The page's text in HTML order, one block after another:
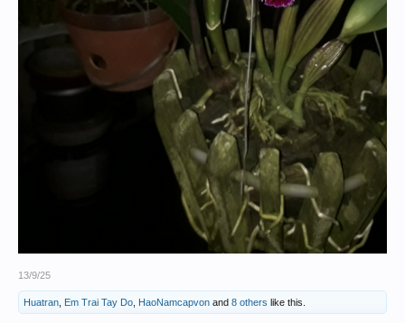
13/9/25
Huatran Em Trai Tay Do HaoNamcapvon and 8 others like this.